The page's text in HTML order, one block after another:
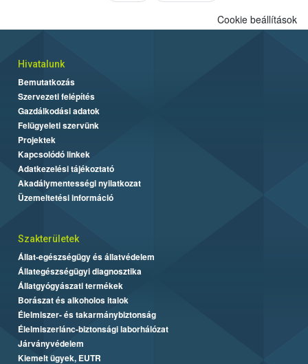
Cookie beállítások
Hivatalunk
Bemutatkozás
Szervezeti felépítés
Gazdálkodási adatok
Felügyeleti szervünk
Projektek
Kapcsolódó linkek
Adatkezelési tájékoztató
Akadálymentességi nyilatkozat
Üzemeltetési információ
Szakterületek
Állat-egészségügy és állatvédelem
Állategészségügyi diagnosztika
Állatgyógyászati termékek
Borászat és alkoholos italok
Élelmiszer- és takarmánybiztonság
Élelmiszerlánc-biztonsági laborhálózat
Járványvédelem
Kiemelt ügyek, EUTR